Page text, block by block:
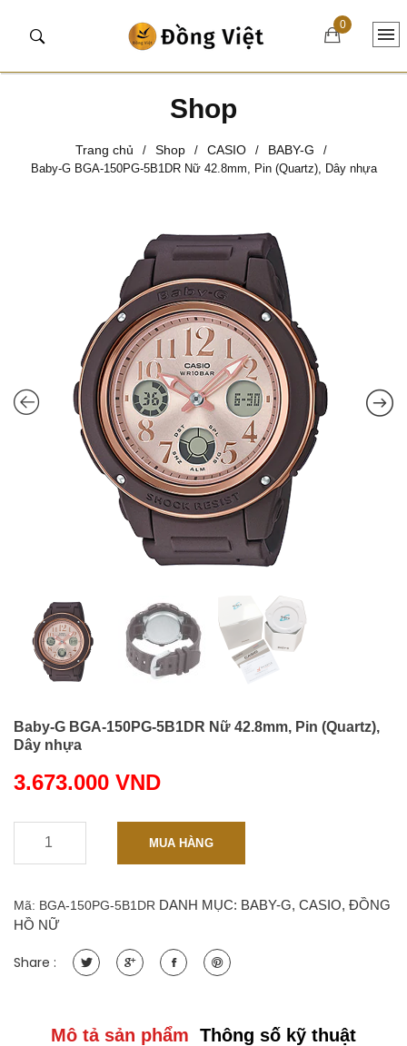
0
Shop
Trang chủ / Shop / CASIO / BABY-G
/
Baby-G BGA-150PG-5B1DR Nữ 42.8mm, Pin (Quartz), Dây nhựa
Baby-G BGA-150PG-5B1DR Nữ 42.8mm, Pin (Quartz),
Dây nhựa
3.673.000 VND
Baby-
150PG-
5B1DR
42.8mm,
nhựa
MUA HÀNG
Mã: BGA-150PG-5B1DR DANH MỤC: BABY-G, CASIO, ĐỒNG
HỒ NỮ
Share :
Mô tả sản phẩm Thông số kỹ thuật